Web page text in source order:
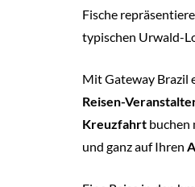
Fische
typischen Urwald-
Mit Gateway Brazil
Reisen-
Kreuzfahrt buchen
und ganz auf Ihren